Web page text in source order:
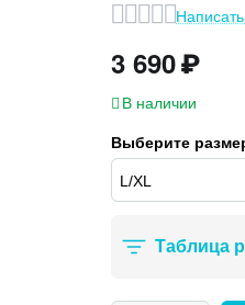
3 690₽
В наличии
Выберите
Таблица